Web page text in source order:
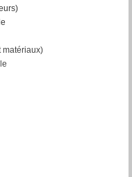
matériaux)